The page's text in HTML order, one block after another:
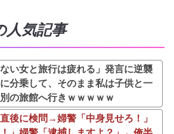
人気記事
い女と旅行は疲れる」発言に逆襲
分乗して、そのまま私は子供と一
の旅館へ行きｗｗｗｗｗ
後に検問→婦警「中身見せろ！」